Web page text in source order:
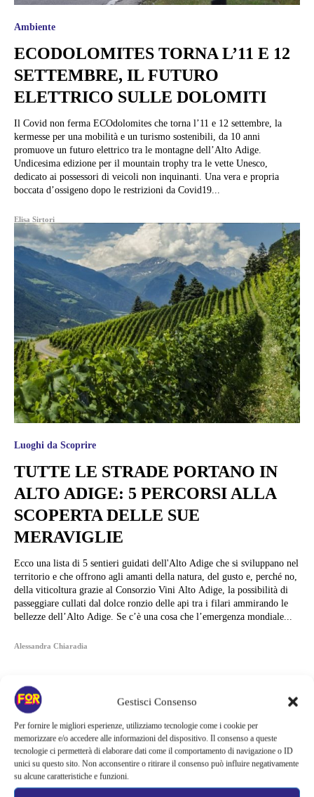
Gestisci Consenso
Per fornire le migliori esperienze, utilizziamo tecnologie come i cookie per
memorizzare e/o accedere alle informazioni del dispositivo. Il consenso a queste
tecnologie ci permetterà di elaborare dati come il comportamento di navigazione o ID
unici su questo sito. Non acconsentire o ritirare il consenso può influire negativamente
su alcune caratteristiche e funzioni.
Ambiente
ECODOLOMITES TORNA L’11 E 12
SETTEMBRE, IL FUTURO
ELETTRICO SULLE DOLOMITI
Il Covid non ferma ECOdolomites che torna l’11 e 12 settembre, la
kermesse per una mobilità e un turismo sostenibili, da 10 anni
promuove un futuro elettrico tra le montagne dell’Alto Adige.
Undicesima edizione per il mountain trophy tra le vette Unesco,
dedicato ai possessori di veicoli non inquinanti. Una vera e propria
boccata d’ossigeno dopo le restrizioni da Covid19...
Elisa Sirtori
Luoghi da Scoprire
TUTTE LE STRADE PORTANO IN
ALTO ADIGE: 5 PERCORSI ALLA
SCOPERTA DELLE SUE
MERAVIGLIE
Ecco una lista di 5 sentieri guidati dell'Alto Adige che si sviluppano nel
territorio e che offrono agli amanti della natura, del gusto e, perché no,
della viticoltura grazie al Consorzio Vini Alto Adige, la possibilità di
passeggiare cullati dal dolce ronzio delle api tra i filari ammirando le
bellezze dell’Alto Adige. Se c’è una cosa che l’emergenza mondiale...
Alessandra Chiaradia